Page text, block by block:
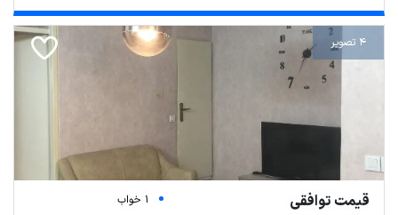
4 تصویر
قیمت توافقی
1 خواب